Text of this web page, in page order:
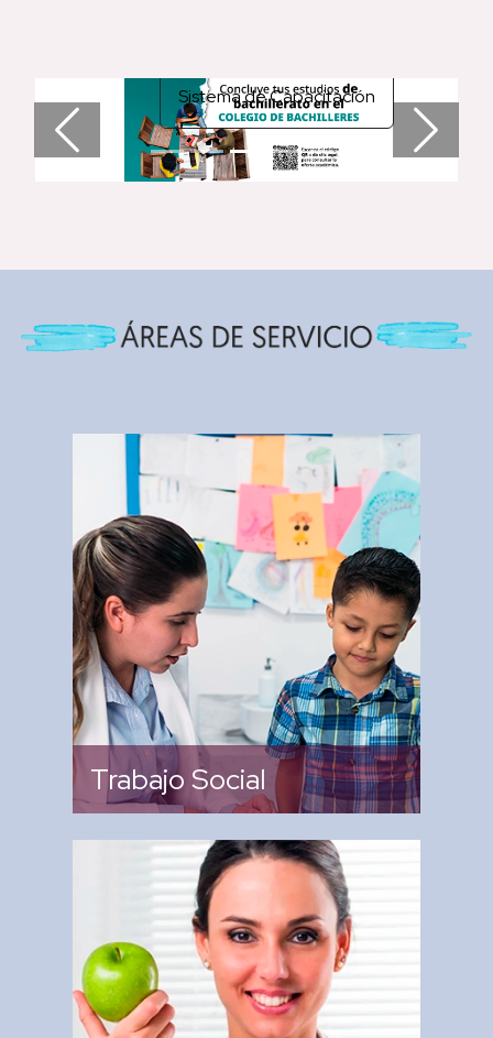
Sistema de Capacitación
Previous
Next
Trabajo Social
Llevar a cabo las acciones
conforme a la normatividad
para el otorgamiento de
ingreso de las hijas e hijos de
las trabajadoras y trabajadores
del IPN.
De Coordinar y supervisar la
recepción, la elaboración y la
ministración de alimentos para
los niños y niñas de los Centros
de Desarrollo Infantil.